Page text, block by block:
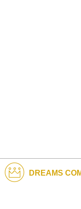
DREAMS